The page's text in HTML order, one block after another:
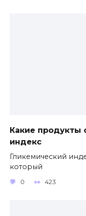
Какие продукты
индекс
Гликемический
который
0 423